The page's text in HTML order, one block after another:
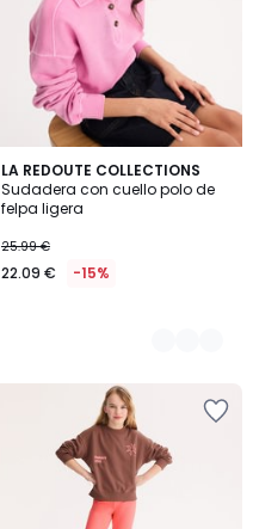
LA REDOUTE COLLECTIONS
Sudadera con cuello polo de
felpa ligera
25.99 €
22.09 € -15%
2
Colores